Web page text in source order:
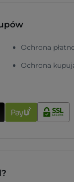
Ochrona
Ochrona